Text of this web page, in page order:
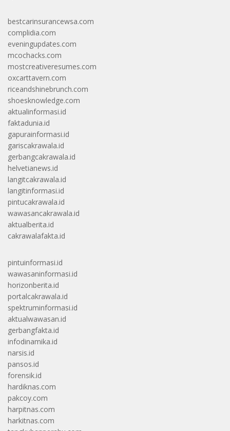
bestcarinsurancewsa.com
complidia.com
eveningupdates.com
mcochacks.com
mostcreativeresumes.com
oxcarttavern.com
riceandshinebrunch.com
shoesknowledge.com
aktualinformasi.id
faktadunia.id
gapurainformasi.id
gariscakrawala.id
gerbangcakrawala.id
helvetianews.id
langitcakrawala.id
langitinformasi.id
pintucakrawala.id
wawasancakrawala.id
aktualberita.id
cakrawalafakta.id
pintuinformasi.id
wawasaninformasi.id
horizonberita.id
portalcakrawala.id
spektruminformasi.id
aktualwawasan.id
gerbangfakta.id
infodinamika.id
narsis.id
pansos.id
forensik.id
hardiknas.com
pakcoy.com
harpitnas.com
harkitnas.com